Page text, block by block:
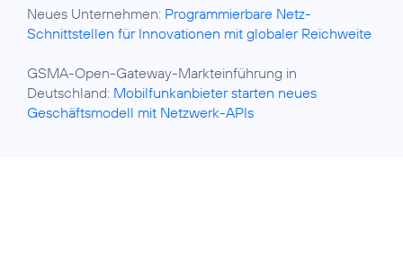
Neues Unternehmen: Programmierbare Netz-
Schnittstellen für Innovationen mit globaler Reichweite
GSMA-Open-Gateway-Markteinführung in
Deutschland: Mobilfunkanbieter starten neues
Geschäftsmodell mit Netzwerk-APIs